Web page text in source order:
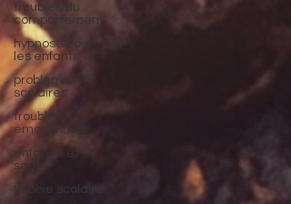
troubles du
comportement
hypnose pour
les enfants
problèmes
scolaires
troubles
émotionnels
enfance et
santé
Phobie scolaire